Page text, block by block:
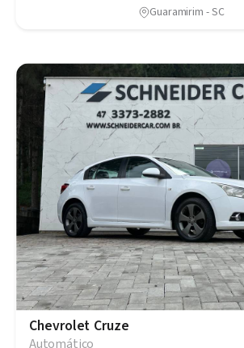
Guaramirim - SC
Chevrolet Cruze